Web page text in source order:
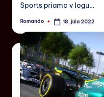
Sports priamo v logu…
Romando 18. júla 2022